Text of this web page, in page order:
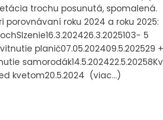
trochu posunutá, spomalená.
roku 2024 a roku 2025:
5
planič07.05.202409.5.202529 +
kvetom20.5.2024 (viac…)